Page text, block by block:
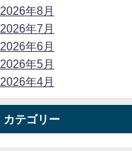
2026年8月
2026年7月
2026年6月
2026年5月
2026年4月
カテゴリー